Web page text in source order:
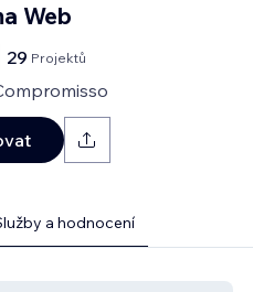
Web
29 Projektů
a hodnocení